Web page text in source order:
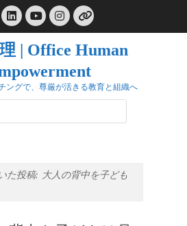
LinkedIn
YouTube
Instagram
リ
ン
ク
| Office Human
ングで、尊厳が活きる教育と組織へ
た投稿: 大人の背中を子ども